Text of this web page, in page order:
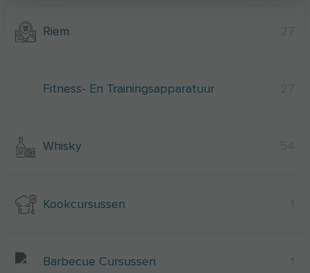
Riem
Fitness- En Trainingsapparatuur
Whisky
Kookcursussen
Barbecue Cursussen